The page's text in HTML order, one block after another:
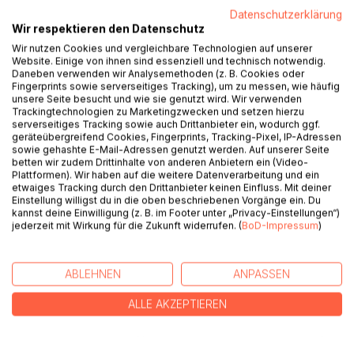
BESCHREIBUNG
Die kleinen Lillivian, die vielleicht sechs Jahre alt ist oder
vielleicht doch schon älter? Bestreitet ihren Alltag der ein
Wirrwarr aus Worten ist, die sie nicht immer ganz versteht.
Gefühle rollen in ihr wie Murmeln manche leise und
unauffällig zur Seite, andere treffen mitten ins Herz.
Die Geschichte taucht tief in die komplizierte Welt von
Geschwistern und den chaotischen Dynamiken einer
Missverständnisse, Liebe und Verlust und zeigt uns, wie
selbst die kleinste Seele versucht, ihren Platz zu finden,
wenn die Welt um sie herum unverständlich scheint.
Datenschutzerklärung
Wir respektieren den Datenschutz
Wir nutzen Cookies und vergleichbare Technologien auf unserer
Website. Einige von ihnen sind essenziell und technisch notwendig.
Daneben verwenden wir Analysemethoden (z. B. Cookies oder
Fingerprints sowie serverseitiges Tracking), um zu messen, wie häufig
unsere Seite besucht und wie sie genutzt wird. Wir verwenden
Trackingtechnologien zu Marketingzwecken und setzen hierzu
serverseitiges Tracking sowie auch Drittanbieter ein, wodurch ggf.
geräteübergreifend Cookies, Fingerprints, Tracking-Pixel, IP-Adressen
sowie gehashte E-Mail-Adressen genutzt werden. Auf unserer Seite
betten wir zudem Drittinhalte von anderen Anbietern ein (Video-
Plattformen). Wir haben auf die weitere Datenverarbeitung und ein
etwaiges Tracking durch den Drittanbieter keinen Einfluss. Mit deiner
Einstellung willigst du in die oben beschriebenen Vorgänge ein. Du
kannst deine Einwilligung (z. B. im Footer unter „Privacy-Einstellungen“)
jederzeit mit Wirkung für die Zukunft widerrufen. (BoD-Impressum)
ABLEHNEN ANPASSEN
ALLE AKZEPTIEREN